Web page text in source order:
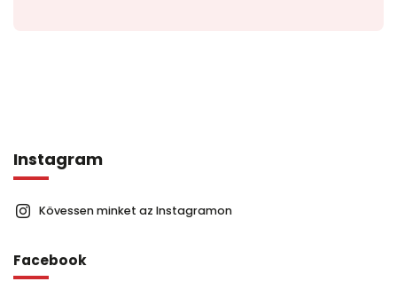
Instagram
Kövessen minket az Instagramon
Facebook